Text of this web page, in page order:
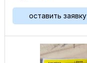
оставить заявку